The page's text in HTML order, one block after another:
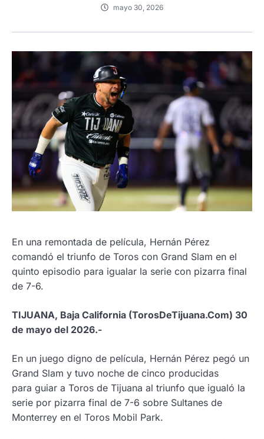
mayo 30, 2026
En una remontada de película, Hernán Pérez
comandó el triunfo de Toros con Grand Slam en el
quinto episodio para igualar la serie con pizarra final
de 7-6.
TIJUANA, Baja California (TorosDeTijuana.Com) 30
de mayo del 2026.-
En un juego digno de película, Hernán Pérez pegó un
Grand Slam y tuvo noche de cinco producidas
para guiar a Toros de Tijuana al triunfo que igualó la
serie por pizarra final de 7-6 sobre Sultanes de
Monterrey en el Toros Mobil Park.